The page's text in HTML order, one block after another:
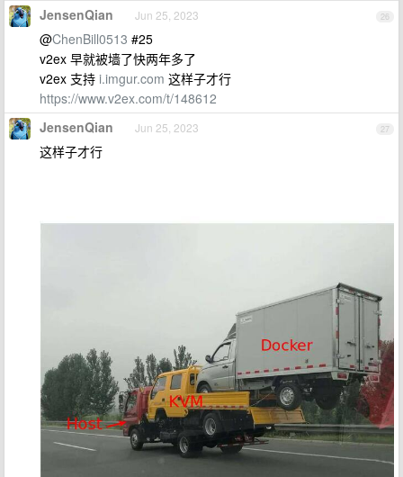
26
JensenQian Jun 25, 2023
@ChenBill0513 #25
v2ex 早就被墙了快两年多了
v2ex 支持 i.imgur.com 这样子才行
https://www.v2ex.com/t/148612
27
JensenQian Jun 25, 2023
这样子才行